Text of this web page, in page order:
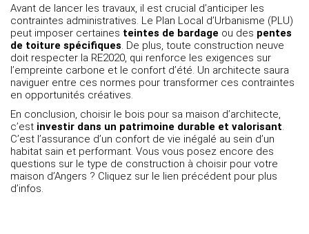
Avant de lancer les travaux, il est crucial d’anticiper les
contraintes administratives. Le Plan Local d’Urbanisme (PLU)
peut imposer certaines teintes de bardage ou des pentes
de toiture spécifiques . De plus, toute construction neuve
doit respecter la RE2020 , qui renforce les exigences sur
l’empreinte carbone et le confort d’été. Un architecte saura
naviguer entre ces normes pour transformer ces contraintes
en opportunités créatives.
En conclusion, choisir le bois pour sa maison d’architecte,
c’est investir dans un patrimoine durable et valorisant
C’est l’assurance d’un confort de vie inégalé au sein d’un
habitat sain et performant. Vous vous posez encore des
questions sur le type de construction à choisir pour votre
maison d’Angers ? Cliquez sur le lien précédent pour plus
d’infos.